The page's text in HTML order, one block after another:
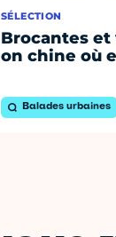
SÉLECTION
Brocantes
on chine où
Balades urbaines